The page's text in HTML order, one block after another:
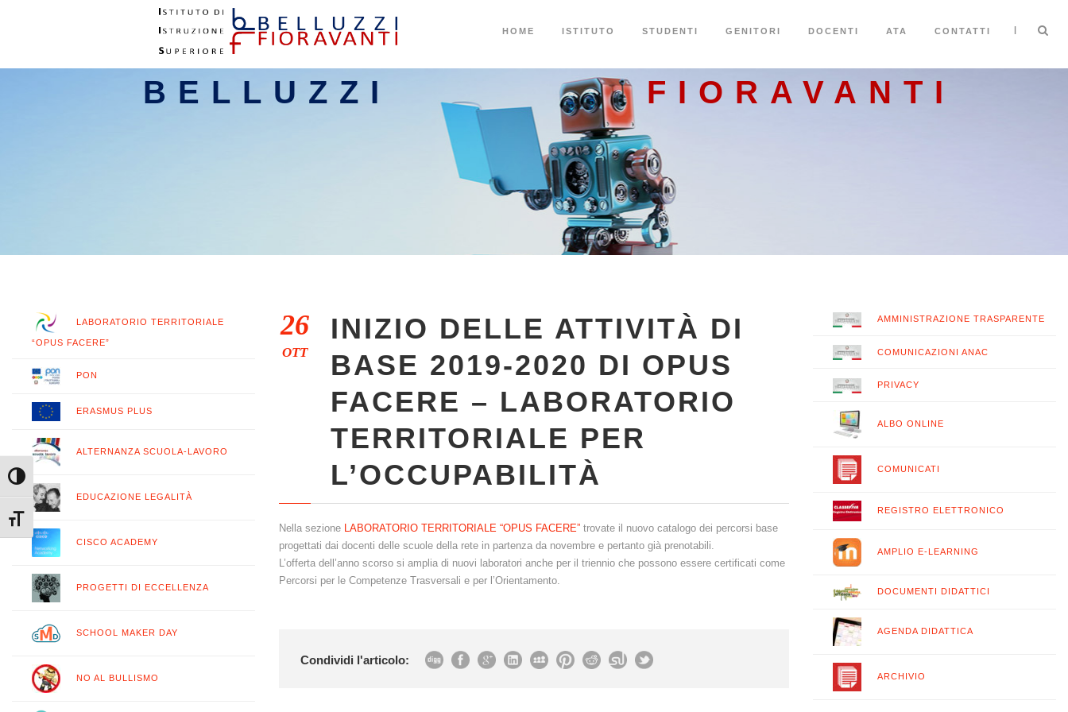
Attiva/disattiva alto contrasto
Attiva/disattiva dimensione testo
HOME ISTITUTO STUDENTI GENITORI DOCENTI ATA CONTATTI |
BELLUZZI FIORAVANTI
26
OTT
INIZIO DELLE ATTIVITÀ DI
BASE 2019-2020 DI OPUS
FACERE – LABORATORIO
TERRITORIALE PER
L’OCCUPABILITÀ
Nella sezione LABORATORIO TERRITORIALE “OPUS FACERE” trovate il nuovo catalogo dei percorsi base
progettati dai docenti delle scuole della rete in partenza da novembre e pertanto già prenotabili.
L’offerta dell’anno scorso si amplia di nuovi laboratori anche per il triennio che possono essere certificati come
Percorsi per le Competenze Trasversali e per l’Orientamento.
Condividi l'articolo:
LABORATORIO TERRITORIALE
“OPUS FACERE”
PON
ERASMUS PLUS
ALTERNANZA SCUOLA-LAVORO
EDUCAZIONE LEGALITÀ
CISCO ACADEMY
PROGETTI DI ECCELLENZA
SCHOOL MAKER DAY
NO AL BULLISMO
AMMINISTRAZIONE TRASPARENTE
COMUNICAZIONI ANAC
PRIVACY
ALBO ONLINE
COMUNICATI
REGISTRO ELETTRONICO
AMPLIO E-LEARNING
DOCUMENTI DIDATTICI
AGENDA DIDATTICA
ARCHIVIO